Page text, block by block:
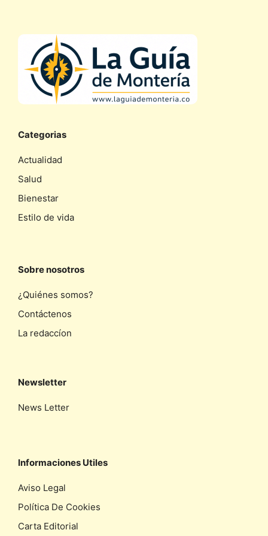
Categorias
Actualidad
Salud
Bienestar
Estilo de vida
Sobre nosotros
¿Quiénes somos?
Contáctenos
La redaccíon
Newsletter
News Letter
Informaciones Utiles
Aviso Legal
Política De Cookies
Carta Editorial